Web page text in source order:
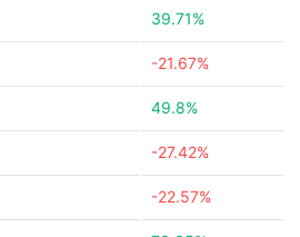
39.71%
-21.67%
49.8%
-27.42%
-22.57%